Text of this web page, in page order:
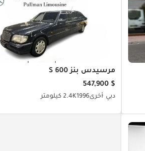
مرسيدس بنز S 600
$ 547,900
دبي أخرى19962.4K كيلومتر